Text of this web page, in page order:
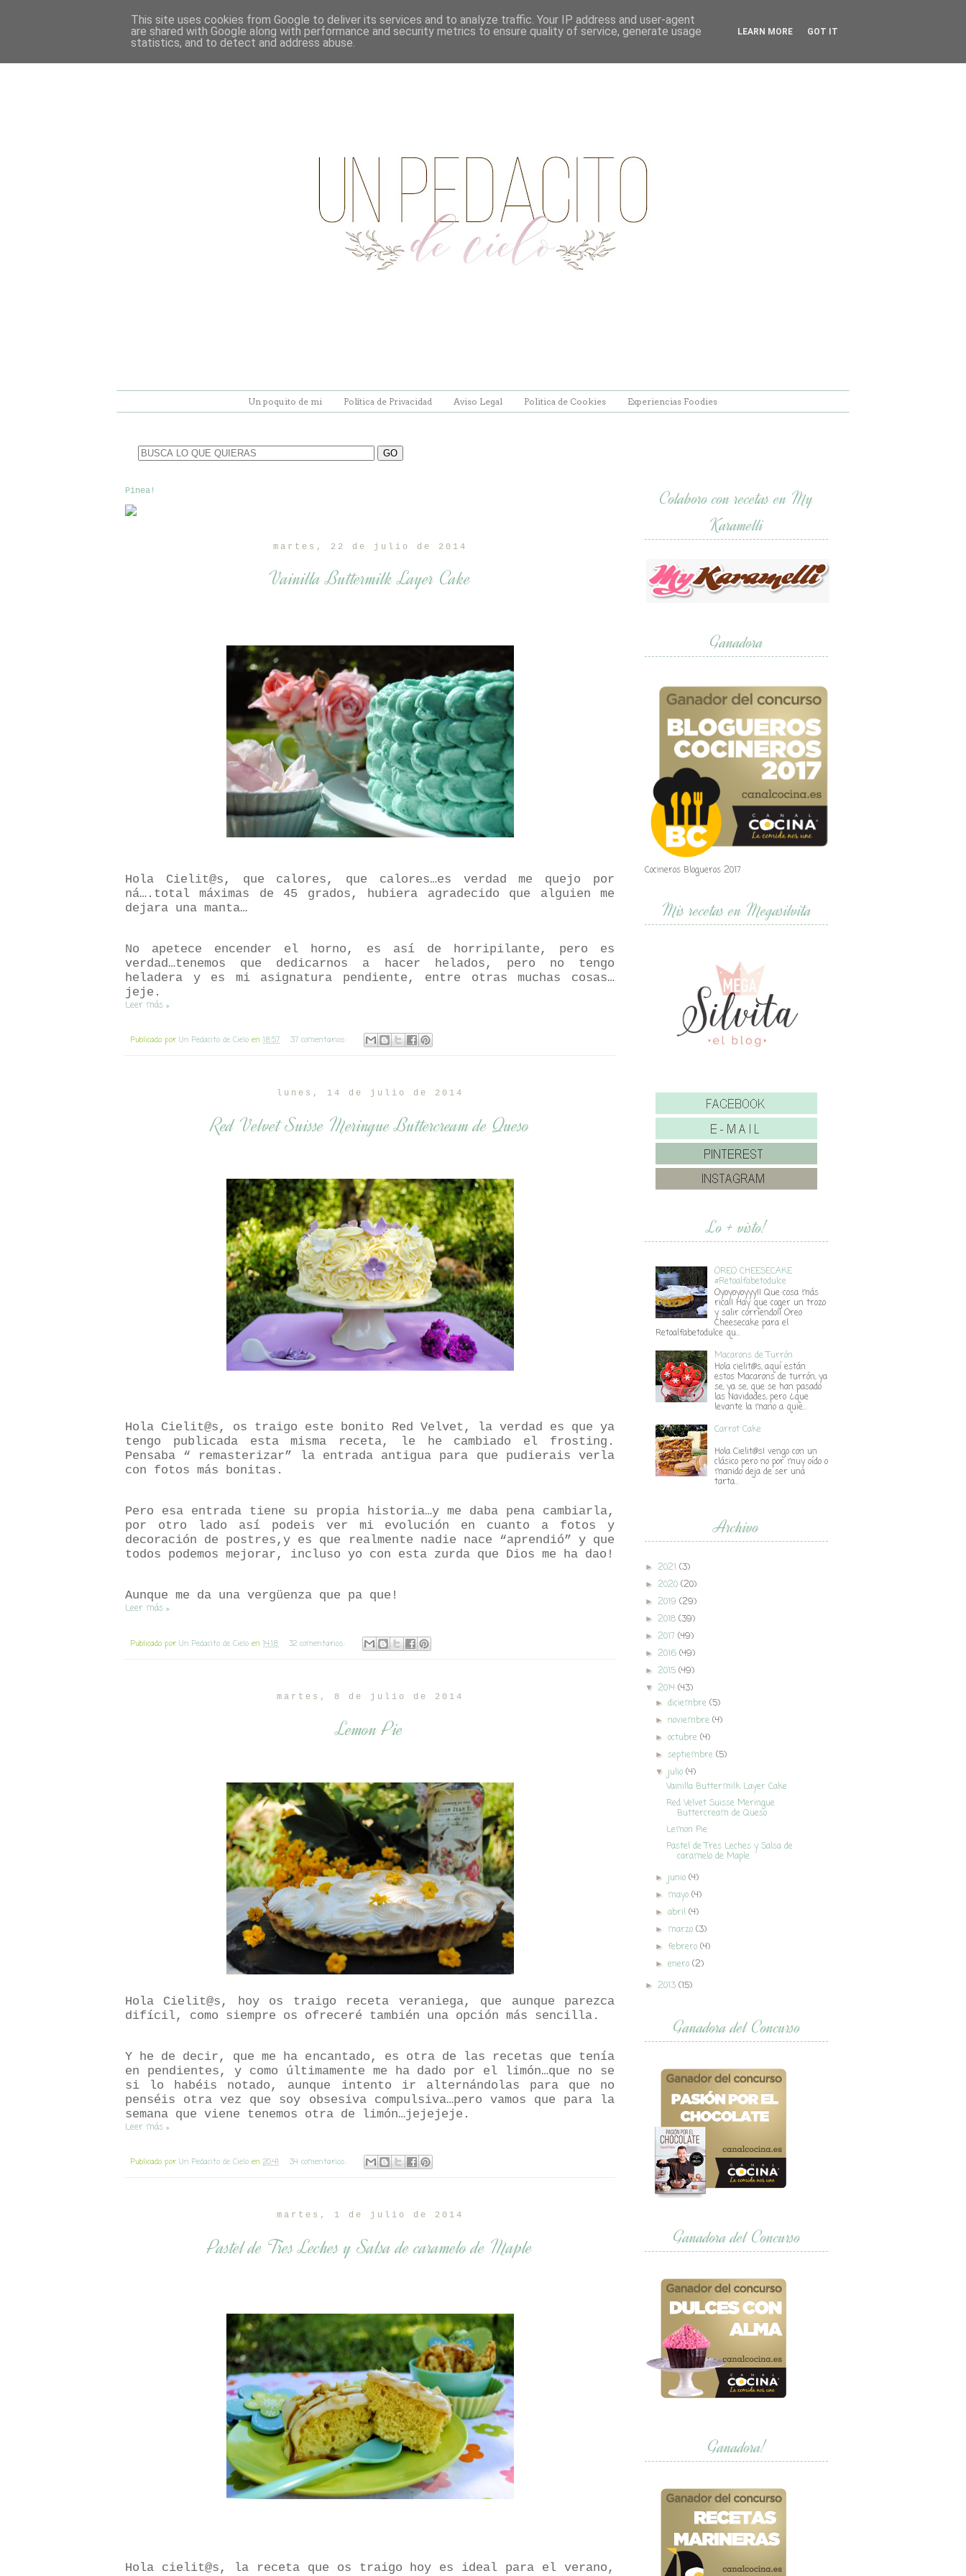
Un poquito de mi Política de Privacidad Aviso Legal Politica de Cookies Experiencias Foodies
Pinea!
martes, 22 de julio de 2014
Vainilla Buttermilk Layer Cake
Hola Cielit@s, que calores, que calores…es verdad me quejo por
ná….total máximas de 45 grados, hubiera agradecido que alguien me
dejara una manta…
No apetece encender el horno, es así de horripilante, pero es
verdad…tenemos que dedicarnos a hacer helados, pero no tengo
heladera y es mi asignatura pendiente, entre otras muchas cosas…
jeje.
Leer más »
Publicado por Un Pedacito de Cielo en18:57 37 comentarios:
lunes, 14 de julio de 2014
Red Velvet Suisse Meringue Buttercream de Queso
Hola Cielit@s, os traigo este bonito Red Velvet, la verdad es que ya
tengo publicada esta misma receta, le he cambiado el frosting.
Pensaba “ remasterizar” la entrada antigua para que pudierais verla
con fotos más bonitas.
Pero esa entrada tiene su propia historia…y me daba pena cambiarla,
por otro lado así podeis ver mi evolución en cuanto a fotos y
decoración de postres,y es que realmente nadie nace “aprendió” y que
todos podemos mejorar, incluso yo con esta zurda que Dios me ha dao!
Aunque me da una vergüenza que pa que!
Leer más »
Publicado por Un Pedacito de Cielo en14:18 32 comentarios:
martes, 8 de julio de 2014
Lemon Pie
Hola Cielit@s, hoy os traigo receta veraniega, que aunque parezca
difícil, como siempre os ofreceré también una opción más sencilla.
Y he de decir, que me ha encantado, es otra de las recetas que tenía
en pendientes, y como últimamente me ha dado por el limón…que no se
si lo habéis notado, aunque intento ir alternándolas para que no
penséis otra vez que soy obsesiva compulsiva…pero vamos que para la
semana que viene tenemos otra de limón…jejejeje.
Leer más »
Publicado por Un Pedacito de Cielo en 20:41 34 comentarios:
martes, 1 de julio de 2014
Pastel de Tres Leches y Salsa de caramelo de Maple
Hola cielit@s, la receta que os traigo hoy es ideal para el verano,
Colaboro con recetas en My
Karamelli
Ganadora
Cocineros Blogueros 2017
Mis recetas en Megasilvita
Lo + visto!
OREO CHEESECAKE
#Retoalfabetodulce
Oyoyoyoyyy!! Que cosa más
rica!! Hay que coger un trozo
y salir corriendo!! Oreo
Cheesecake para el
Retoalfabetodulce qu...
Macarons de Turrón
Hola cielit@s, aquí están
estos Macarons de turrón, ya
se, ya se, que se han pasado
las Navidades, pero ¿que
levante la mano a quie...
Carrot Cake
Hola Cielit@s! vengo con un
clásico pero no por muy oído o
manido deja de ser una
tarta...
Archivo
► 2021 (3)
► 2020 (20)
► 2019 (29)
► 2018 (39)
► 2017 (49)
► 2016 (49)
► 2015 (49)
▼ 2014 (43)
►diciembre (5)
►noviembre (4)
►octubre (4)
►septiembre (5)
▼ julio (4)
Vainilla Buttermilk Layer Cake
Red Velvet Suisse Meringue
Buttercream de Queso
Lemon Pie
Pastel de Tres Leches y Salsa de
caramelo de Maple
► junio (4)
► mayo (4)
►abril (4)
► marzo (3)
► febrero (4)
►enero (2)
► 2013 (15)
Ganadora del Concurso
Ganadora del Concurso
Ganadora!
This site uses cookies from Google to deliver its services and to analyze traffic. Your IP address and user-agent
are shared with Google along with performance and security metrics to ensure quality of service, generate usage
statistics, and to detect and address abuse.
LEARN MORE GOT IT